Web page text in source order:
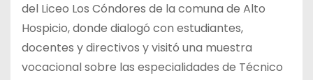
del Liceo Los Cóndores de la comuna de Alto
Hospicio, donde dialogó con estudiantes,
docentes y directivos y visitó una muestra
vocacional sobre las especialidades de Técnico